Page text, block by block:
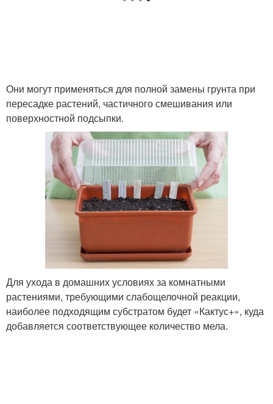
Они могут применяться для полной замены грунта при
пересадке растений, частичного смешивания или
поверхностной подсыпки.
Для ухода в домашних условиях за комнатными
растениями, требующими слабощелочной реакции,
наиболее подходящим субстратом будет «Кактус+», куда
добавляется соответствующее количество мела.